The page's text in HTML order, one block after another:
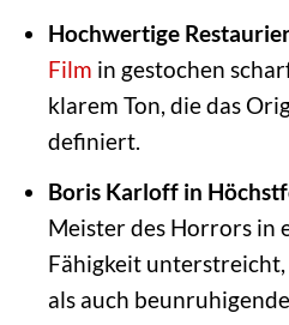
Hochwertige
Film in gestochen
klarem Ton, die das
definiert.
Boris Karloff in
Meister des Horrors in
Fähigkeit
als auch